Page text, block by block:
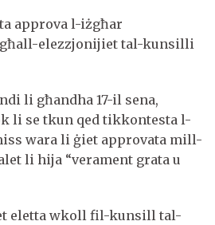
approva l-iżgħar
elezzjonijiet tal-kunsilli
li għandha 17-il sena,
li se tkun qed tikkontesta l-
wara li ġiet approvata mill-
li hija “verament grata u
eletta wkoll fil-kunsill tal-